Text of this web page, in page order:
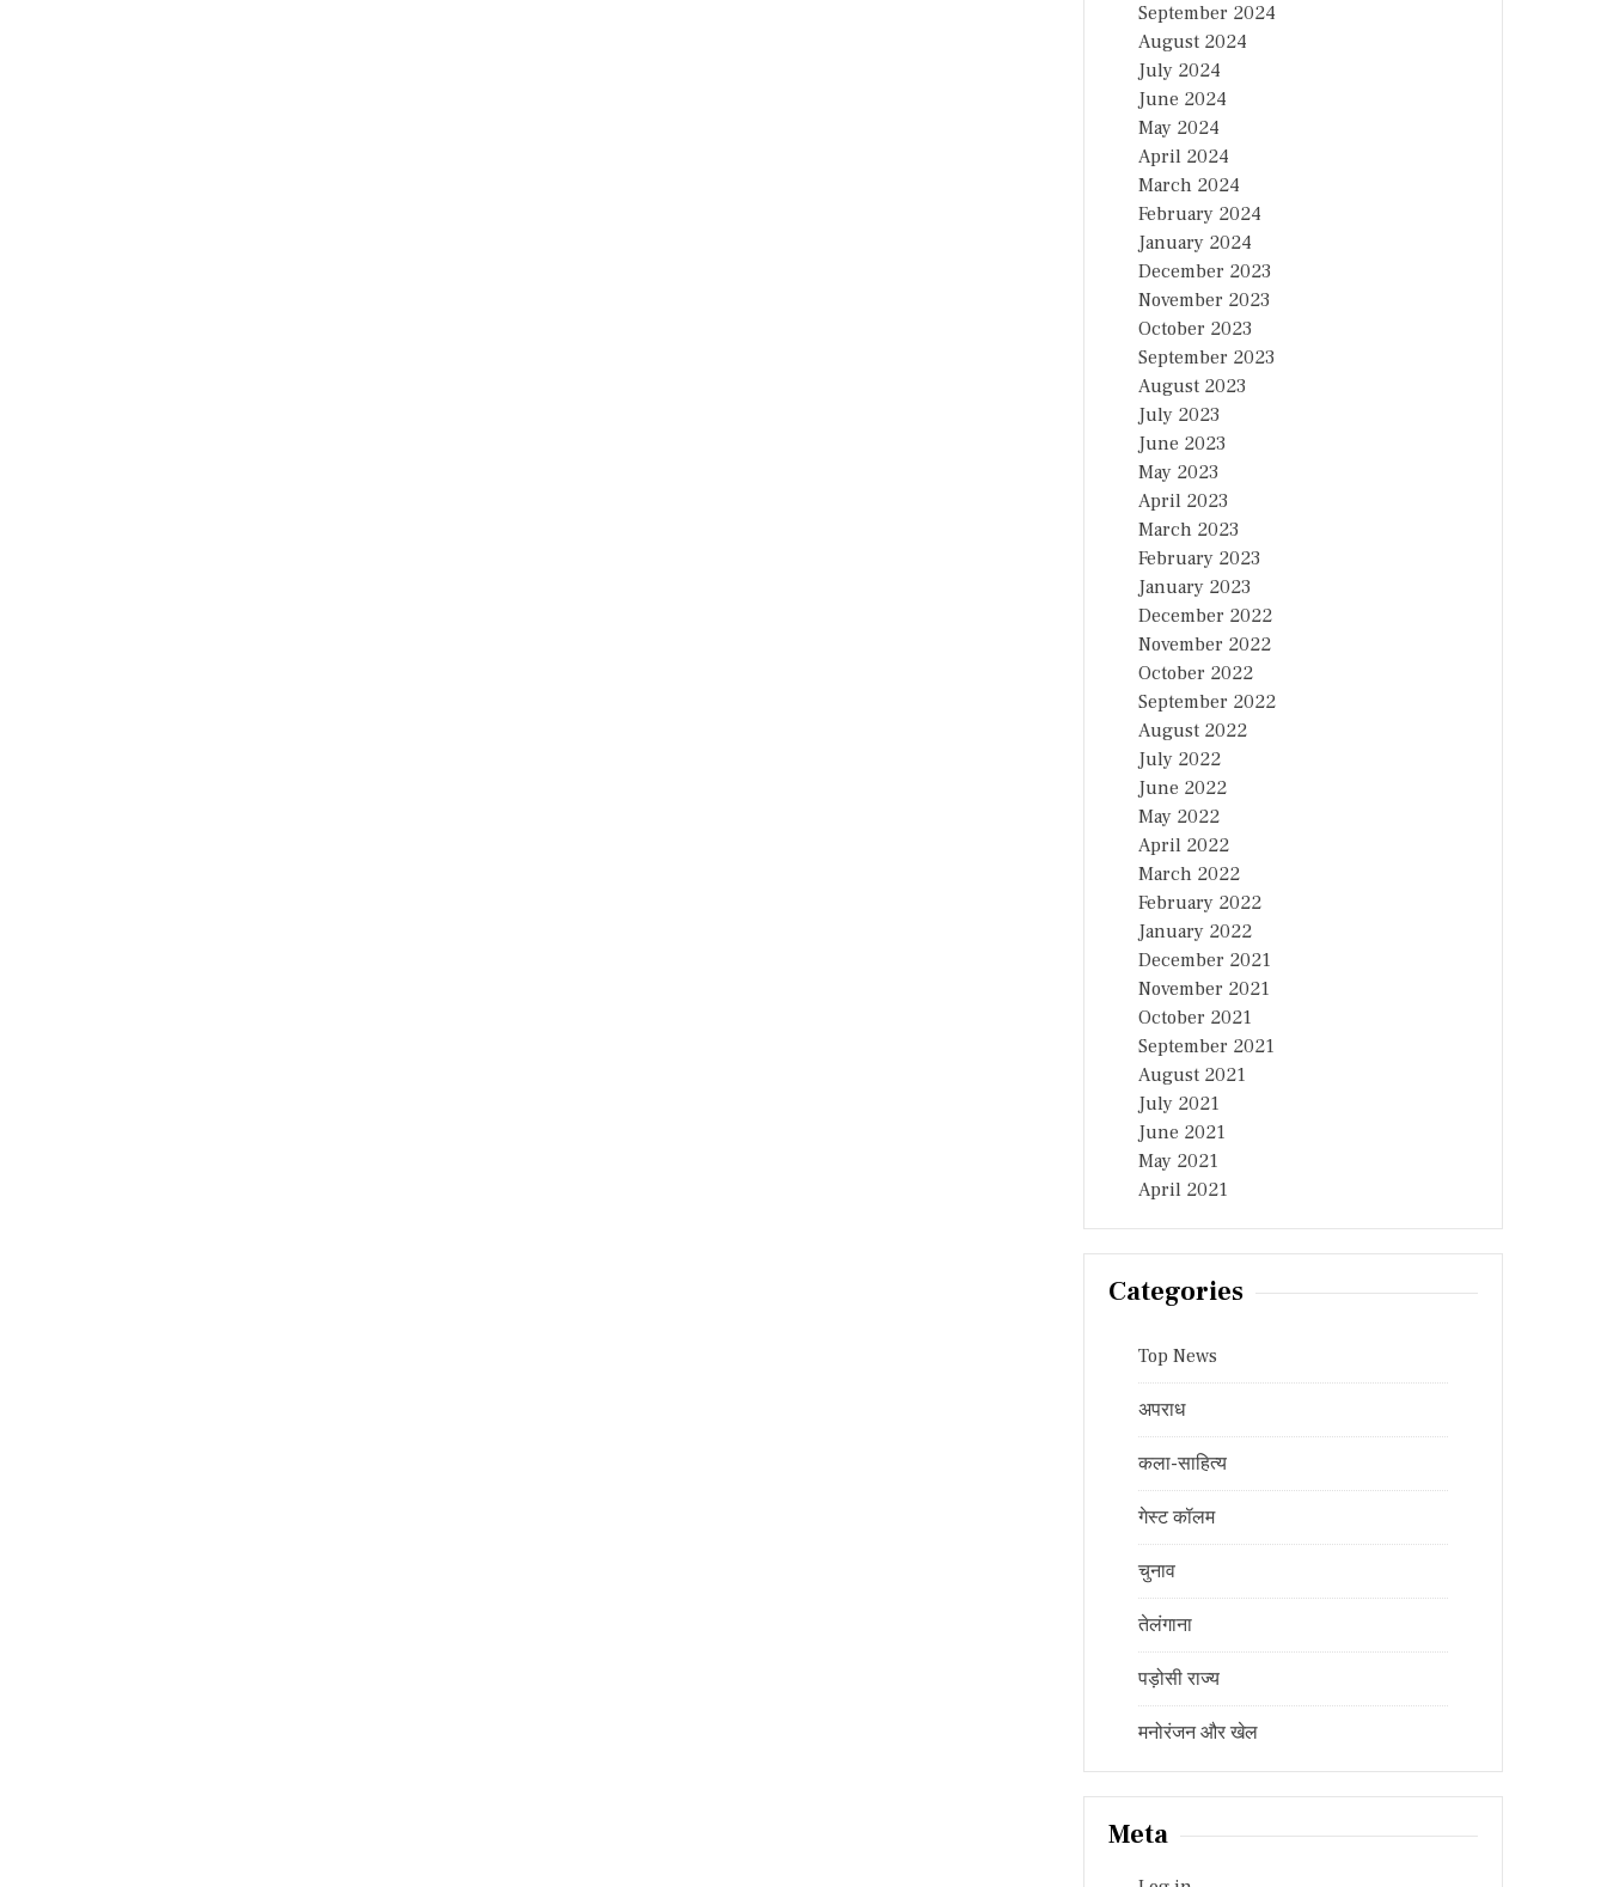
September 2024
August 2024
July 2024
June 2024
May 2024
April 2024
March 2024
February 2024
January 2024
December 2023
November 2023
October 2023
September 2023
August 2023
July 2023
June 2023
May 2023
April 2023
March 2023
February 2023
January 2023
December 2022
November 2022
October 2022
September 2022
August 2022
July 2022
June 2022
May 2022
April 2022
March 2022
February 2022
January 2022
December 2021
November 2021
October 2021
September 2021
August 2021
July 2021
June 2021
May 2021
April 2021
Categories
Top News
अपराध
कला-साहित्य
गेस्ट कॉलम
चुनाव
तेलंगाना
पड़ोसी राज्य
मनोरंजन और खेल
Meta